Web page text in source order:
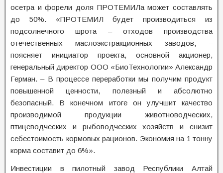
осетра и форели доля ПРОТЕМИЛа может составлять
до 50%. «ПРОТЕМИЛ будет производиться из
подсолнечного шрота – отходов производства
отечественных маслоэкстракционных заводов, –
поясняет инициатор проекта, основной акционер,
генеральный директор ООО «БиоТехнологии» Александр
Герман. – В процессе переработки мы получим продукт
повышенной ценности, полезный и абсолютно
безопасный. В конечном итоге он улучшит качество
производимой продукции животноводческих,
птицеводческих и рыбоводческих хозяйств и снизит
себестоимость кормовых рационов. Экономия на 1 тонну
корма составит до 6%».
Инвестиции в пилотный завод Республики Алтай